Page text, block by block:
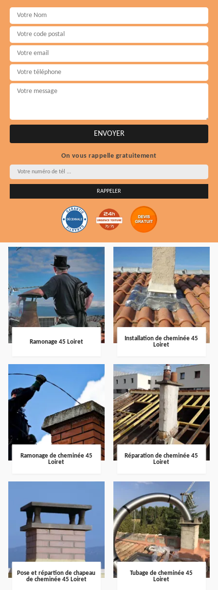
On vous rappelle gratuitement
Ramonage 45 Loiret
Installation de cheminée 45
Loiret
Ramonage de cheminée 45
Loiret
Réparation de cheminée 45
Loiret
Pose et répartion de chapeau
de cheminée 45 Loiret
Tubage de cheminée 45
Loiret